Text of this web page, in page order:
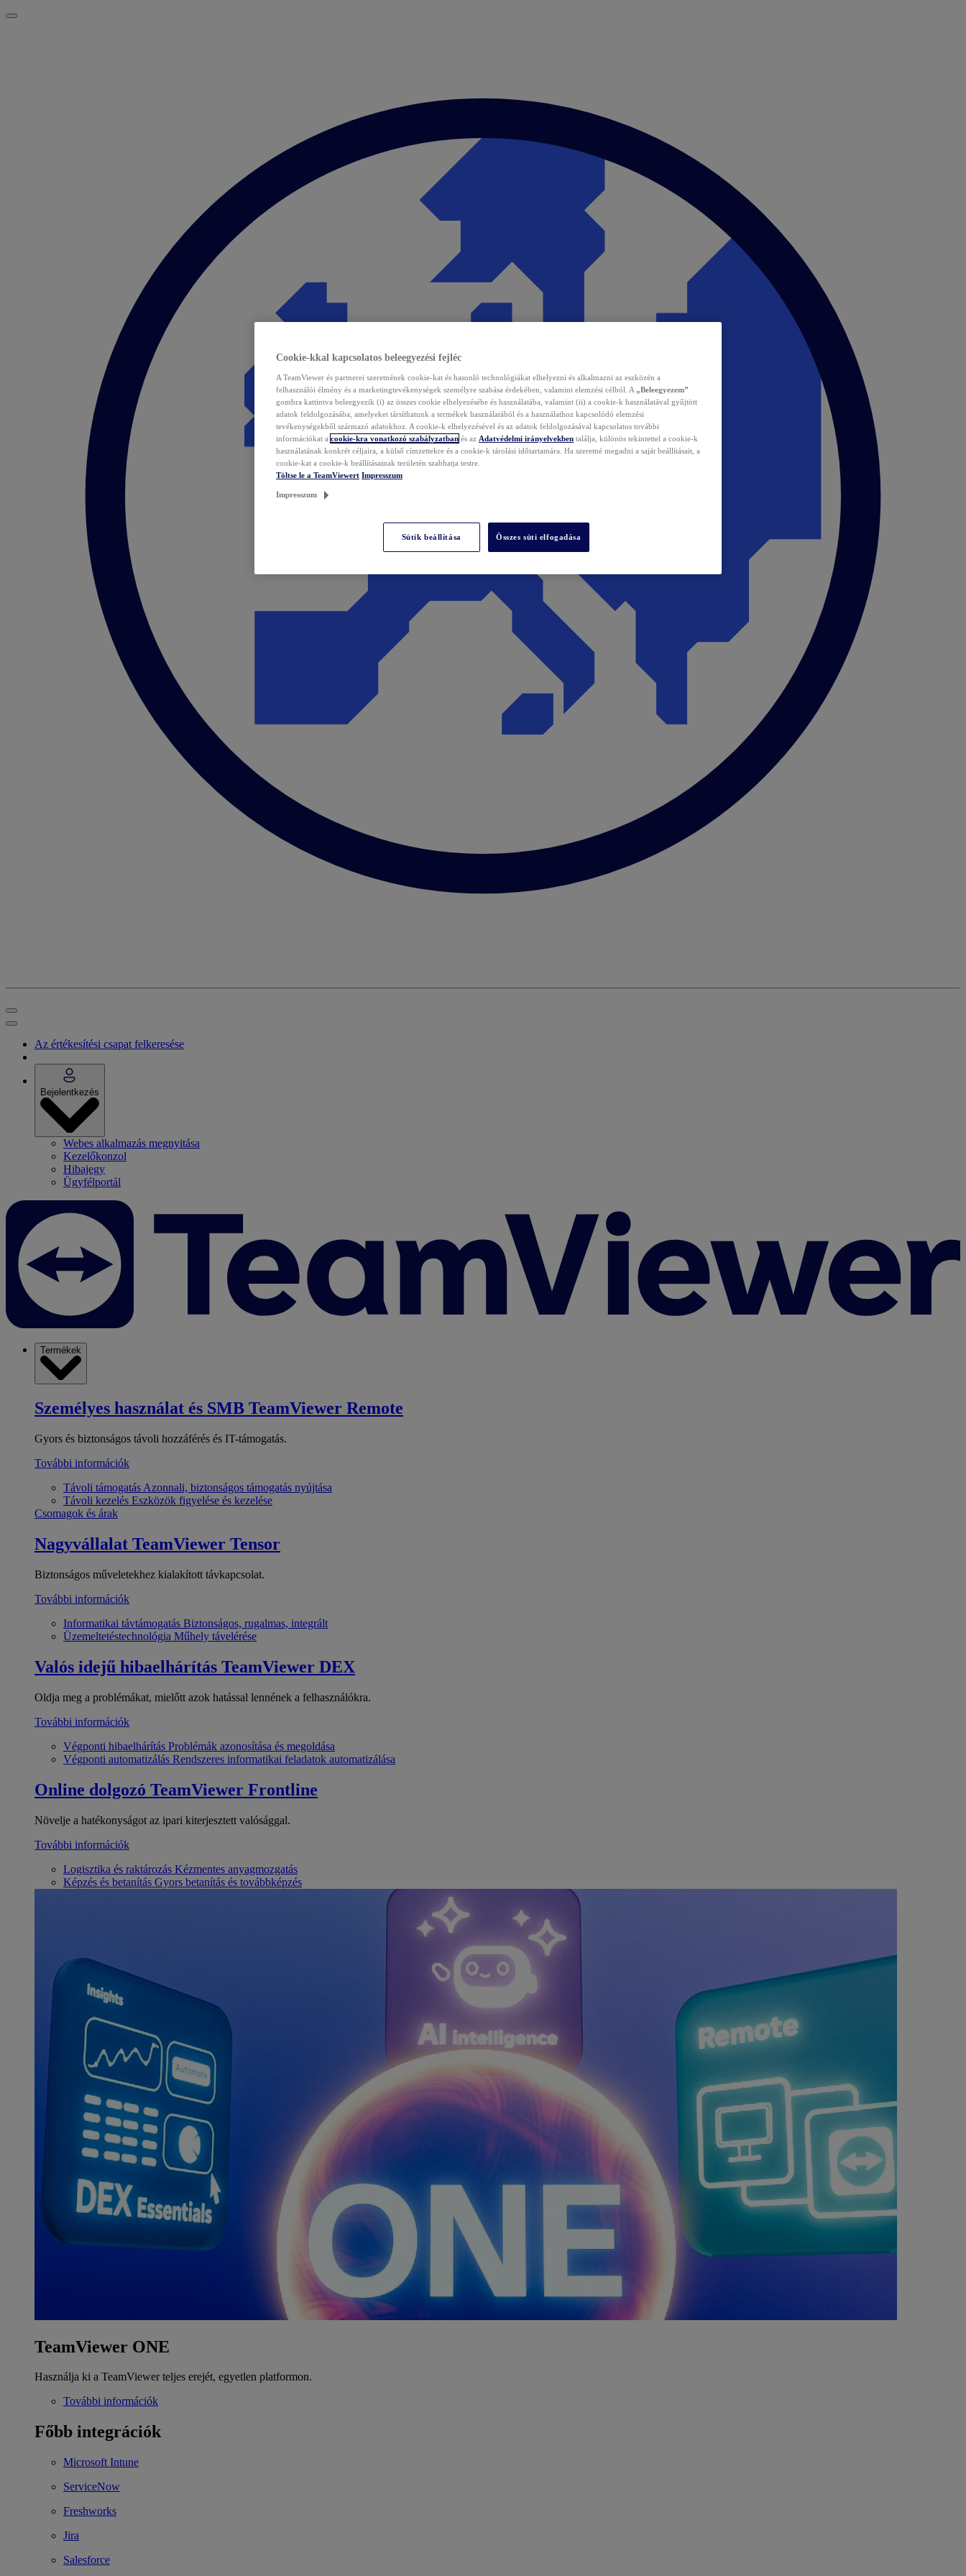
Az értékesítési csapat felkeresése
Bejelentkezés
Webes alkalmazás megnyitása
Kezelőkonzol
Hibajegy
Ügyfélportál
Termékek
Személyes használat és SMB TeamViewer Remote
Gyors és biztonságos távoli hozzáférés és IT-támogatás.
További információk
Távoli támogatás Azonnali, biztonságos támogatás nyújtása
Távoli kezelés Eszközök figyelése és kezelése
Csomagok és árak
Nagyvállalat TeamViewer Tensor
Biztonságos műveletekhez kialakított távkapcsolat.
További információk
Informatikai távtámogatás Biztonságos, rugalmas, integrált
Üzemeltetéstechnológia Műhely távelérése
Valós idejű hibaelhárítás TeamViewer DEX
Oldja meg a problémákat, mielőtt azok hatással lennének a felhasználókra.
További információk
Végponti hibaelhárítás Problémák azonosítása és megoldása
Végponti automatizálás Rendszeres informatikai feladatok automatizálása
Online dolgozó TeamViewer Frontline
Növelje a hatékonyságot az ipari kiterjesztett valósággal.
További információk
Logisztika és raktározás Kézmentes anyagmozgatás
Képzés és betanítás Gyors betanítás és továbbképzés
TeamViewer ONE
Használja ki a TeamViewer teljes erejét, egyetlen platformon.
További információk
Főbb integrációk
Microsoft Intune
ServiceNow
Freshworks
Jira
Salesforce
Cookie-kkal kapcsolatos beleegyezési fejléc
A TeamViewer és partnerei szeretnének cookie-kat és hasonló technológiákat elhelyezni és alkalmazni az eszközén a
felhasználói élmény és a marketingtevékenységek személyre szabása érdekében, valamint elemzési célból. A „Beleegyezem”
gombra kattintva beleegyezik (i) az összes cookie elhelyezésébe és használatába, valamint (ii) a cookie-k használatával gyűjtött
adatok feldolgozásába, amelyeket társíthatunk a termékek használatából és a használathoz kapcsolódó elemzési
tevékenységekből származó adatokhoz. A cookie-k elhelyezésével és az adatok feldolgozásával kapcsolatos további
információkat a cookie-kra vonatkozó szabályzatban és az Adatvédelmi irányelvekben találja, különös tekintettel a cookie-k
használatának konkrét céljaira, a külső címzettekre és a cookie-k tárolási időtartamára. Ha szeretné megadni a saját beállításait, a
cookie-kat a cookie-k beállításainak területén szabhatja testre.
Töltse le a TeamViewert Impresszum
Impresszum
Sütik beállítása Összes süti elfogadása